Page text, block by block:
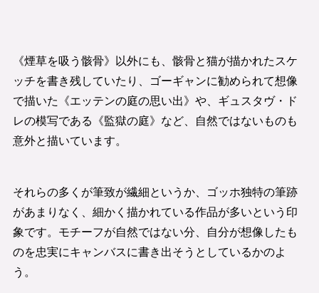
《煙草を吸う骸骨》以外にも、骸骨と猫が描かれたスケ
ッチを書き残していたり、ゴーギャンに勧められて想像
で描いた《エッテンの庭の思い出》や、ギュスタヴ・ド
レの模写である《監獄の庭》など、自然ではないものも
意外と描いています。
それらの多くが筆致が繊細というか、ゴッホ独特の筆跡
があまりなく、細かく描かれている作品が多いという印
象です。モチーフが自然ではない分、自分が想像したも
のを忠実にキャンバスに書き出そうとしているかのよ
う。